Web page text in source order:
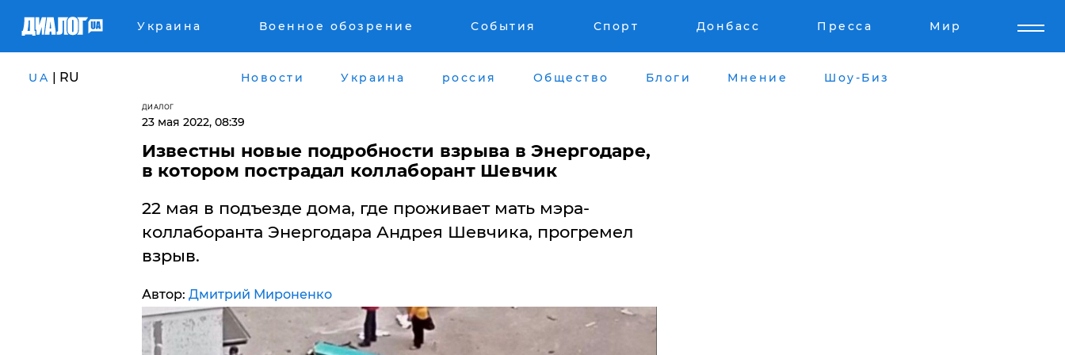
Украина Военное обозрение События Спорт Донбасс Пресса Мир
UA | RU Новости Украина россия Общество Блоги Мнение Шоу-Биз
ДИАЛОГ
23 мая 2022, 08:39
​Известны новые подробности взрыва в Энергодаре,
в котором пострадал коллаборант Шевчик
22 мая в подъезде дома, где проживает мать мэра-
коллаборанта Энергодара Андрея Шевчика, прогремел
взрыв.
Автор: Дмитрий Мироненко